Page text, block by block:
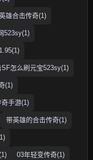
雄合击传奇(1)
523sy(1)
怎么刷元宝523sy(1)
(1)
奇手游(1)
带英雄的合击传奇(1)
03年轻变传奇(1)